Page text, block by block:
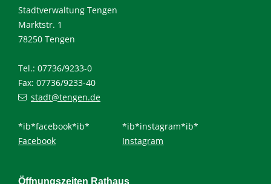
Stadtverwaltung Tengen
Marktstr. 1
78250 Tengen
Tel.: 07736/9233-0
Fax: 07736/9233-40
stadt@tengen.de
*ib*facebook*ib*
Facebook
*ib*instagram*ib*
Instagram
Öffnungszeiten Rathaus